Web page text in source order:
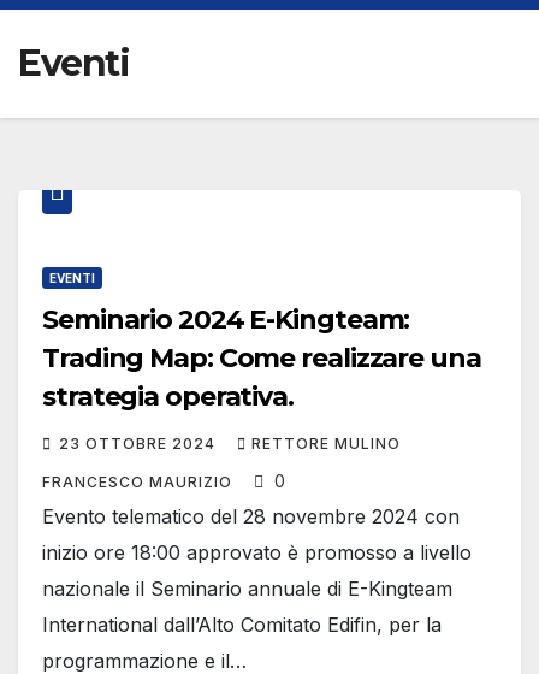
Eventi
EVENTI
Seminario 2024 E-Kingteam:
Trading Map: Come realizzare una
strategia operativa.
23 OTTOBRE 2024 RETTORE MULINO
FRANCESCO MAURIZIO 0
Evento telematico del 28 novembre 2024 con
inizio ore 18:00 approvato è promosso a livello
nazionale il Seminario annuale di E-Kingteam
International dall’Alto Comitato Edifin, per la
programmazione e il…